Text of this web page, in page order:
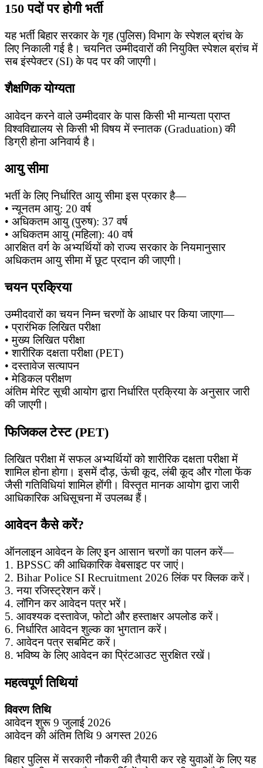
150 पदों पर होगी भर्ती
यह भर्ती बिहार सरकार के गृह (पुलिस) विभाग के स्पेशल ब्रांच के
लिए निकाली गई है। चयनित उम्मीदवारों की नियुक्ति स्पेशल ब्रांच में
सब इंस्पेक्टर (SI) के पद पर की जाएगी।
शैक्षणिक योग्यता
आवेदन करने वाले उम्मीदवार के पास किसी भी मान्यता प्राप्त
विश्वविद्यालय से किसी भी विषय में स्नातक (Graduation) की
डिग्री होना अनिवार्य है।
आयु सीमा
भर्ती के लिए निर्धारित आयु सीमा इस प्रकार है—
• न्यूनतम आयु: 20 वर्ष
• अधिकतम आयु (पुरुष): 37 वर्ष
• अधिकतम आयु (महिला): 40 वर्ष
आरक्षित वर्ग के अभ्यर्थियों को राज्य सरकार के नियमानुसार
अधिकतम आयु सीमा में छूट प्रदान की जाएगी।
चयन प्रक्रिया
उम्मीदवारों का चयन निम्न चरणों के आधार पर किया जाएगा—
• प्रारंभिक लिखित परीक्षा
• मुख्य लिखित परीक्षा
• शारीरिक दक्षता परीक्षा (PET)
• दस्तावेज सत्यापन
• मेडिकल परीक्षण
अंतिम मेरिट सूची आयोग द्वारा निर्धारित प्रक्रिया के अनुसार जारी
की जाएगी।
फिजिकल टेस्ट (PET)
लिखित परीक्षा में सफल अभ्यर्थियों को शारीरिक दक्षता परीक्षा में
शामिल होना होगा। इसमें दौड़, ऊंची कूद, लंबी कूद और गोला फेंक
जैसी गतिविधियां शामिल होंगी। विस्तृत मानक आयोग द्वारा जारी
आधिकारिक अधिसूचना में उपलब्ध हैं।
आवेदन कैसे करें?
ऑनलाइन आवेदन के लिए इन आसान चरणों का पालन करें—
1. BPSSC की आधिकारिक वेबसाइट पर जाएं।
2. Bihar Police SI Recruitment 2026 लिंक पर क्लिक करें।
3. नया रजिस्ट्रेशन करें।
4. लॉगिन कर आवेदन पत्र भरें।
5. आवश्यक दस्तावेज, फोटो और हस्ताक्षर अपलोड करें।
6. निर्धारित आवेदन शुल्क का भुगतान करें।
7. आवेदन पत्र सबमिट करें।
8. भविष्य के लिए आवेदन का प्रिंटआउट सुरक्षित रखें।
महत्वपूर्ण तिथियां
विवरण तिथि
आवेदन शुरू 9 जुलाई 2026
आवेदन की अंतिम तिथि 9 अगस्त 2026
बिहार पुलिस में सरकारी नौकरी की तैयारी कर रहे युवाओं के लिए यह